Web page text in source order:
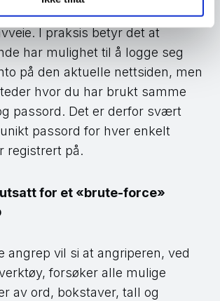
brukernavn og passord
I praksis betyr det at
har mulighet til å logge seg
på den aktuelle nettsiden, men
hvor du har brukt samme
passord. Det er derfor svært
passord for hver enkelt
registrert på.
for et «brute-force»
angrep vil si at angriperen, ved
forsøker alle mulige
av ord, bokstaver, tall og